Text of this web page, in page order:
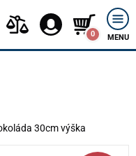
0 MENU
30cm výška